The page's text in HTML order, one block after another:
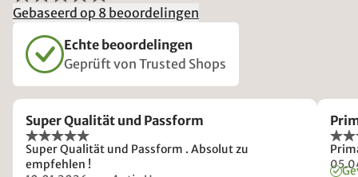
Gebaseerd op 8 beoordelingen
Echte beoordelingen
Geprüft von Trusted Shops
Super Qualität und Passform
Super Qualität und Passform . Absolut zu
empfehlen !